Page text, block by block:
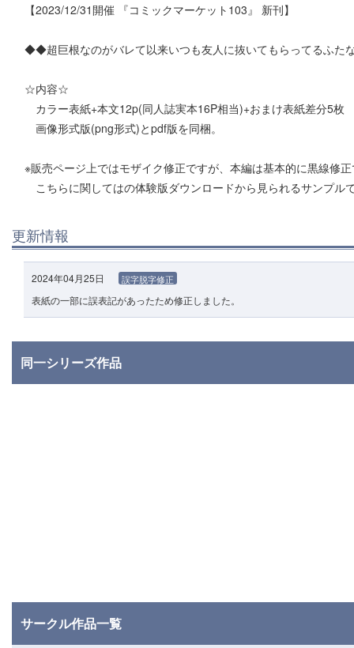
【2023/12/31開催 『コミックマーケット103』 新刊】
◆◆超巨根なのがバレて以来いつも友人に抜いてもらってるふた
☆内容☆
カラー表紙+本文12p(同人誌実本16P相当)+おまけ表紙差分5枚
画像形式版(png形式)とpdf版を同梱。
※販売ページ上ではモザイク修正ですが、本編は基本的に黒線修
こちらに関してはの体験版ダウンロードから見られるサンプル
更新情報
2024年04月25日 誤字脱字修正
表紙の一部に誤表記があったため修正しました。
同一シリーズ作品
サークル作品一覧